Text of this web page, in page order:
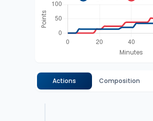
Actions Composition